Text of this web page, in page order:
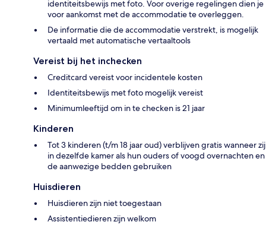
identiteitsbewijs met foto. Voor overige regelingen dien je
voor aankomst met de accommodatie te overleggen.
De informatie die de accommodatie verstrekt, is mogelijk
vertaald met automatische vertaaltools
Vereist bij het inchecken
Creditcard vereist voor incidentele kosten
Identiteitsbewijs met foto mogelijk vereist
Minimumleeftijd om in te checken is 21 jaar
Kinderen
Tot 3 kinderen (t/m 18 jaar oud) verblijven gratis wanneer zij
in dezelfde kamer als hun ouders of voogd overnachten en
de aanwezige bedden gebruiken
Huisdieren
Huisdieren zijn niet toegestaan
Assistentiedieren zijn welkom